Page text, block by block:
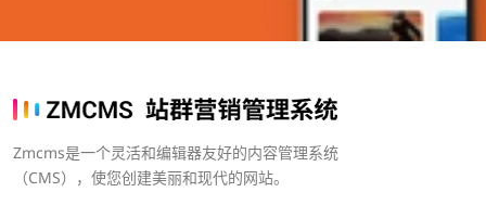
Zmcms是一个灵活和编辑器友好的内容管理系统
（CMS），使您创建美丽和现代的网站。